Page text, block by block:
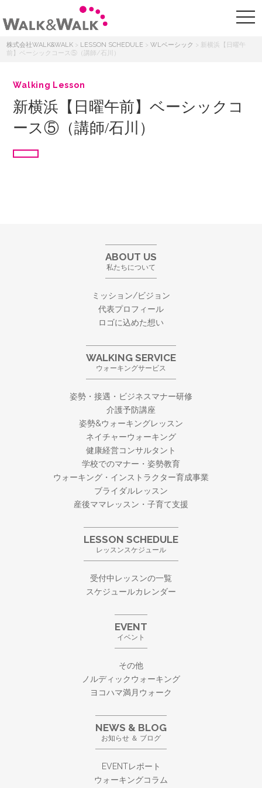
株式会社WALK&WALK > LESSON SCHEDULE >WLベーシック > 新横浜【日曜午
前】ベーシックコース⑤（講師/石川）
Walking Lesson
新横浜【日曜午前】ベーシックコ
ース⑤（講師/石川）
ABOUT US
私たちについて
ミッション/ビジョン
代表プロフィール
ロゴに込めた想い
WALKING SERVICE
ウォーキングサービス
姿勢・接遇・ビジネスマナー研修
介護予防講座
姿勢&ウォーキングレッスン
ネイチャーウォーキング
健康経営コンサルタント
学校でのマナー・姿勢教育
ウォーキング・ インストラクター育成事業
ブライダルレッスン
産後ママレッスン・子育て支援
LESSON SCHEDULE
レッスンスケジュール
受付中レッスンの一覧
スケジュールカレンダー
EVENT
イベント
その他
ノルディックウォーキング
ヨコハマ満月ウォーク
NEWS & BLOG
お知らせ ＆ ブログ
EVENTレポート
ウォーキングコラム